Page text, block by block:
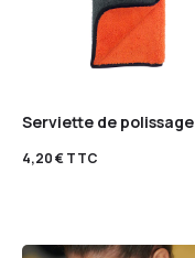
Serviette de polissage
4,20€TTC